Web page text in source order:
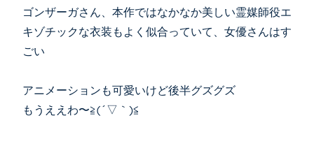
ゴンザーガさん、本作ではなかなか美しい霊媒師役エ
キゾチックな衣装もよく似合っていて、女優さんはす
ごい
アニメーションも可愛いけど後半グズグズ
もうええわ〜≧(´▽｀)≦